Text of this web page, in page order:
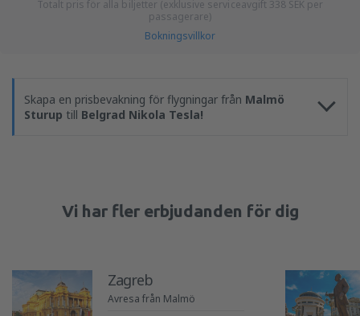
Totalt pris för alla biljetter (exklusive serviceavgift 338 SEK per
passagerare)
Bokningsvillkor
Skapa en prisbevakning för flygningar från Malmö
Sturup till Belgrad Nikola Tesla!
Vi har fler erbjudanden för dig
Zagreb
Avresa från Malmö